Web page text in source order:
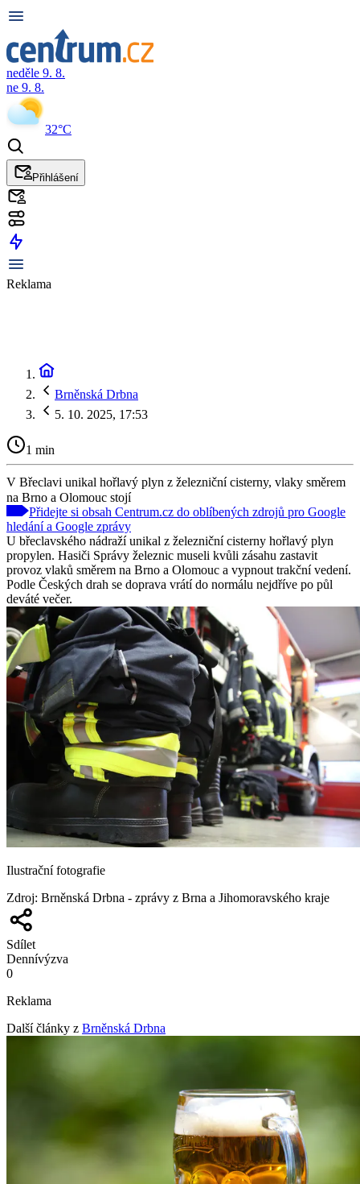
neděle 9. 8.
ne 9. 8.
32°C
Přihlášení
Reklama
Brněnská Drbna
5. 10. 2025, 17:53
1 min
V Břeclavi unikal hořlavý plyn z železniční cisterny, vlaky směrem
na Brno a Olomouc stojí
Přidejte si obsah Centrum.cz do oblíbených zdrojů pro Google
hledání a Google zprávy
U břeclavského nádraží unikal z železniční cisterny hořlavý plyn
propylen. Hasiči Správy železnic museli kvůli zásahu zastavit
provoz vlaků směrem na Brno a Olomouc a vypnout trakční vedení.
Podle Českých drah se doprava vrátí do normálu nejdříve po půl
deváté večer.
Ilustrační fotografie
Zdroj: Brněnská Drbna - zprávy z Brna a Jihomoravského kraje
Sdílet
Dennívýzva
0
Reklama
Další články z Brněnská Drbna